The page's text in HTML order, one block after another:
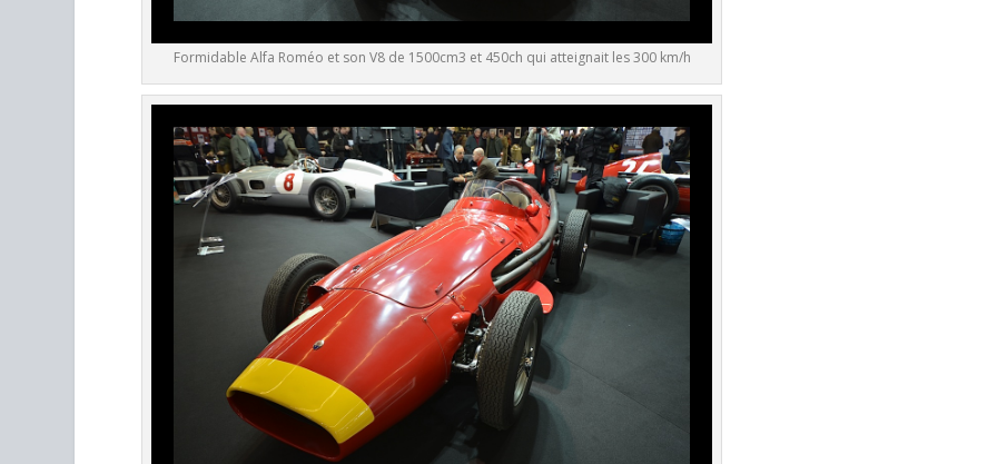
Formidable Alfa Roméo et son V8 de 1500cm3 et 450ch qui atteignait les 300 km/h